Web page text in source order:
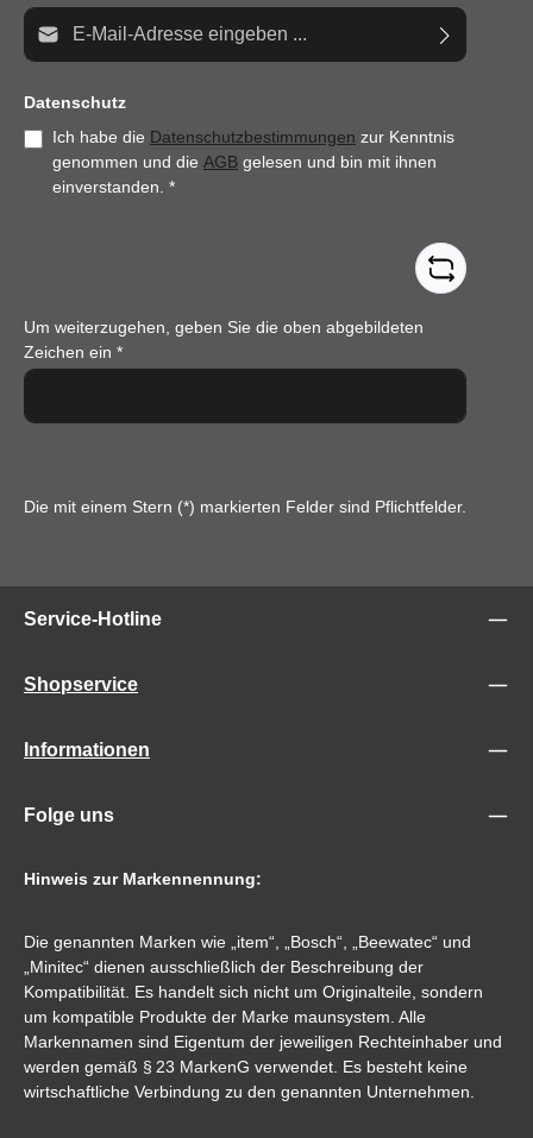
E-Mail-Adresse*
Datenschutz
Ich habe die Datenschutzbestimmungen zur Kenntnis
genommen und die AGB gelesen und bin mit ihnen
einverstanden. *
Um weiterzugehen, geben Sie die oben abgebildeten
Zeichen ein *
Die mit einem Stern (*) markierten Felder sind Pflichtfelder.
Service-Hotline
Shopservice
Informationen
Folge uns
Hinweis zur Markennennung:
Die genannten Marken wie „item“, „Bosch“, „Beewatec“ und
„Minitec“ dienen ausschließlich der Beschreibung der
Kompatibilität. Es handelt sich nicht um Originalteile, sondern
um kompatible Produkte der Marke maunsystem. Alle
Markennamen sind Eigentum der jeweiligen Rechteinhaber und
werden gemäß § 23 MarkenG verwendet. Es besteht keine
wirtschaftliche Verbindung zu den genannten Unternehmen.